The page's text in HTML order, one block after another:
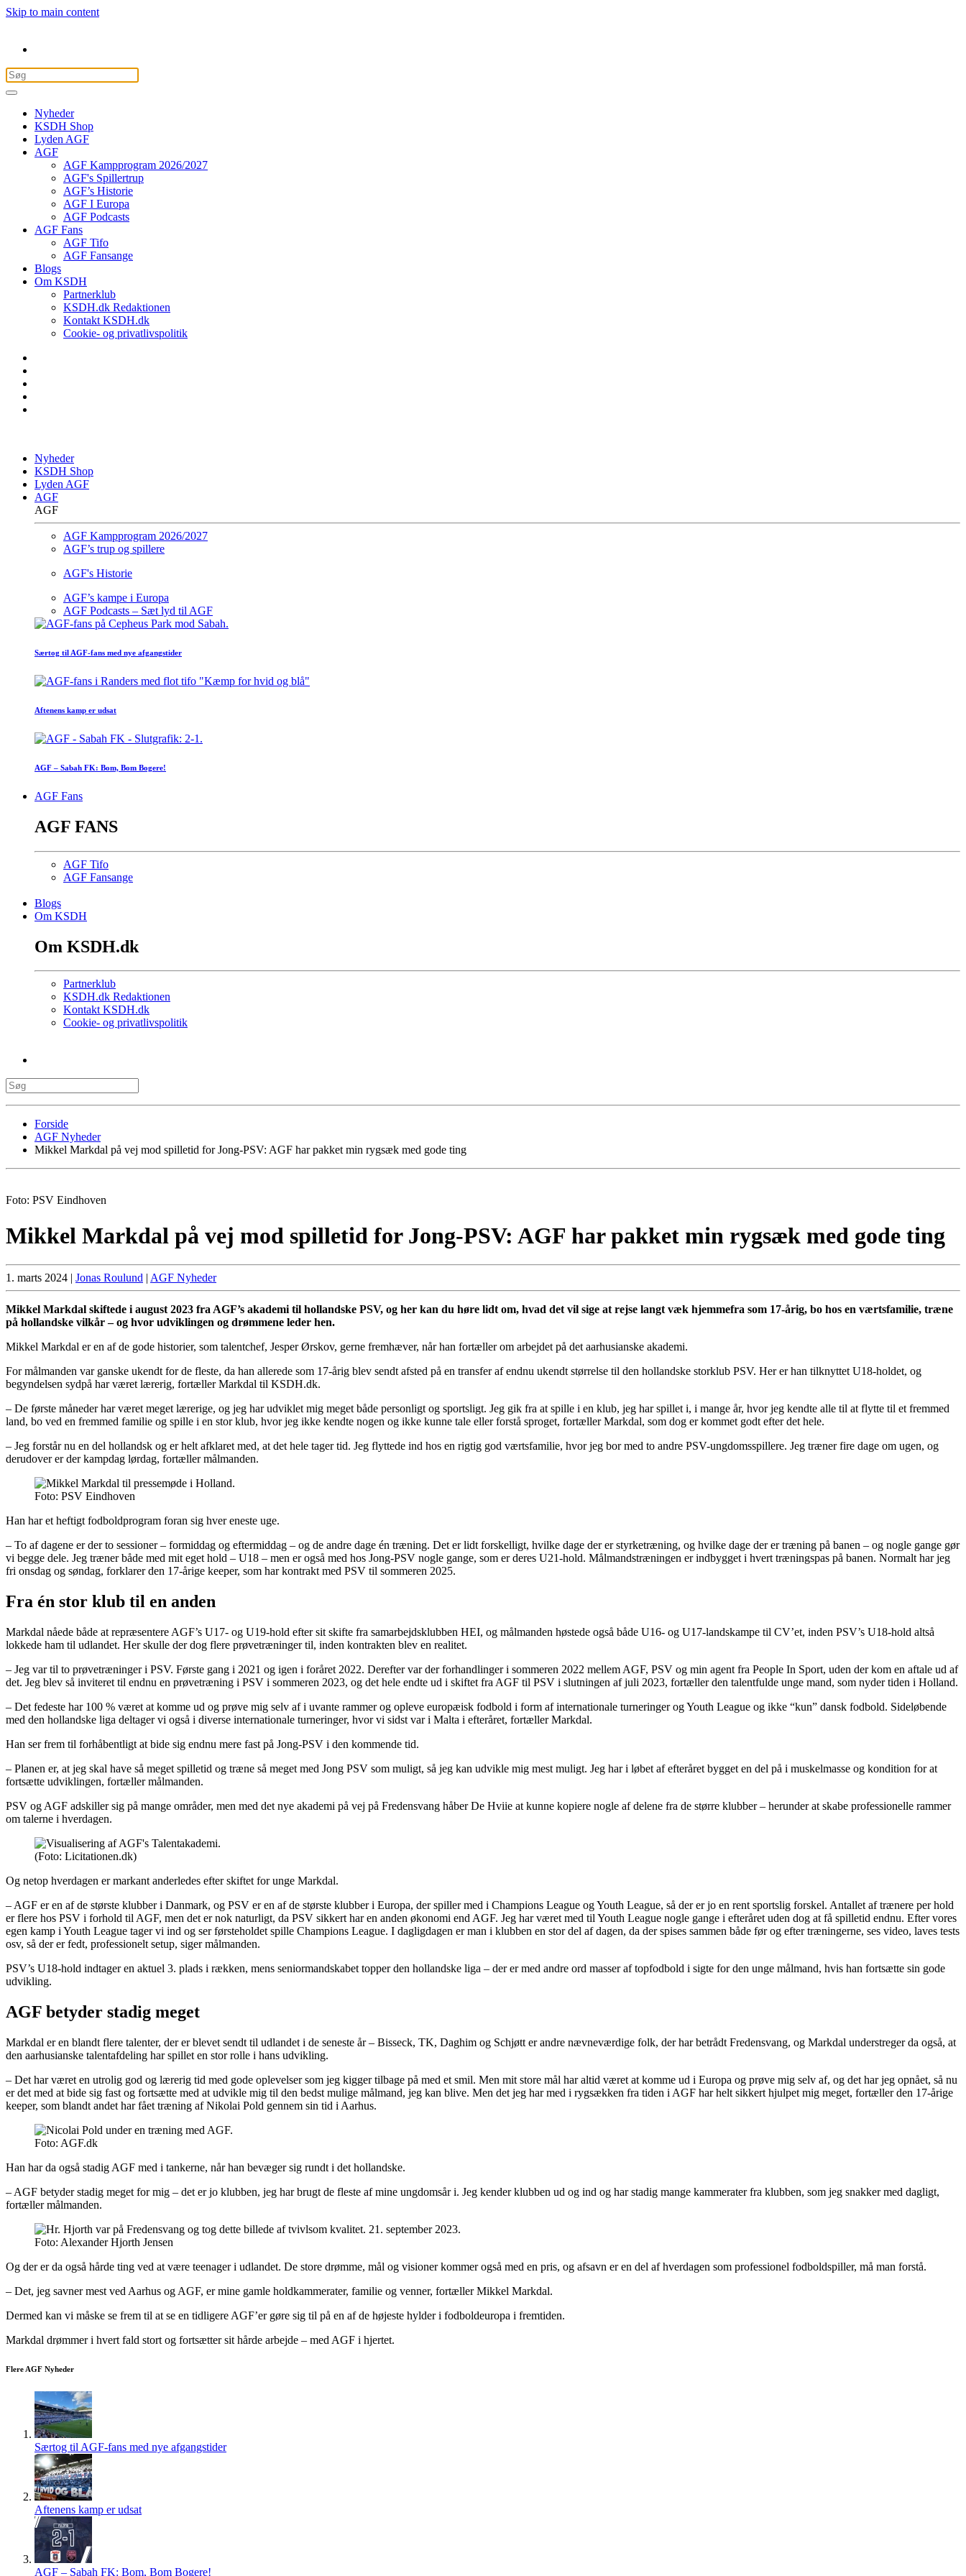
Skip to main content
Nyheder
KSDH Shop
Lyden AGF
AGF
AGF Kampprogram 2026/2027
AGF's Spillertrup
AGF’s Historie
AGF I Europa
AGF Podcasts
AGF Fans
AGF Tifo
AGF Fansange
Blogs
Om KSDH
Partnerklub
KSDH.dk Redaktionen
Kontakt KSDH.dk
Cookie- og privatlivspolitik
Nyheder
KSDH Shop
Lyden AGF
AGF
AGF
AGF Kampprogram 2026/2027
AGF’s trup og spillere
AGF's Historie
AGF’s kampe i Europa
AGF Podcasts – Sæt lyd til AGF
Særtog til AGF-fans med nye afgangstider
Aftenens kamp er udsat
AGF – Sabah FK: Bom, Bom Bogere!
AGF Fans
AGF FANS
AGF Tifo
AGF Fansange
Blogs
Om KSDH
Om KSDH.dk
Partnerklub
KSDH.dk Redaktionen
Kontakt KSDH.dk
Cookie- og privatlivspolitik
Forside
AGF Nyheder
Mikkel Markdal på vej mod spilletid for Jong-PSV: AGF har pakket min rygsæk med gode ting
Foto: PSV Eindhoven
Mikkel Markdal på vej mod spilletid for Jong-PSV: AGF har pakket min rygsæk med gode ting
1. marts 2024 | Jonas Roulund | AGF Nyheder
Mikkel Markdal skiftede i august 2023 fra AGF’s akademi til hollandske PSV, og her kan du høre lidt om, hvad det vil sige at rejse langt væk hjemmefra som 17-årig, bo hos en værtsfamilie, træne
på hollandske vilkår – og hvor udviklingen og drømmene leder hen.
Mikkel Markdal er en af de gode historier, som talentchef, Jesper Ørskov, gerne fremhæver, når han fortæller om arbejdet på det aarhusianske akademi.
For målmanden var ganske ukendt for de fleste, da han allerede som 17-årig blev sendt afsted på en transfer af endnu ukendt størrelse til den hollandske storklub PSV. Her er han tilknyttet U18-holdet, og
begyndelsen sydpå har været lærerig, fortæller Markdal til KSDH.dk.
– De første måneder har været meget lærerige, og jeg har udviklet mig meget både personligt og sportsligt. Jeg gik fra at spille i en klub, jeg har spillet i, i mange år, hvor jeg kendte alle til at flytte til et fremmed
land, bo ved en fremmed familie og spille i en stor klub, hvor jeg ikke kendte nogen og ikke kunne tale eller forstå sproget, fortæller Markdal, som dog er kommet godt efter det hele.
– Jeg forstår nu en del hollandsk og er helt afklaret med, at det hele tager tid. Jeg flyttede ind hos en rigtig god værtsfamilie, hvor jeg bor med to andre PSV-ungdomsspillere. Jeg træner fire dage om ugen, og
derudover er der kampdag lørdag, fortæller målmanden.
Foto: PSV Eindhoven
Han har et heftigt fodboldprogram foran sig hver eneste uge.
– To af dagene er der to sessioner – formiddag og eftermiddag – og de andre dage én træning. Det er lidt forskelligt, hvilke dage der er styrketræning, og hvilke dage der er træning på banen – og nogle gange gør
vi begge dele. Jeg træner både med mit eget hold – U18 – men er også med hos Jong-PSV nogle gange, som er deres U21-hold. Målmandstræningen er indbygget i hvert træningspas på banen. Normalt har jeg
fri onsdag og søndag, forklarer den 17-årige keeper, som har kontrakt med PSV til sommeren 2025.
Fra én stor klub til en anden
Markdal nåede både at repræsentere AGF’s U17- og U19-hold efter sit skifte fra samarbejdsklubben HEI, og målmanden høstede også både U16- og U17-landskampe til CV’et, inden PSV’s U18-hold altså
lokkede ham til udlandet. Her skulle der dog flere prøvetræninger til, inden kontrakten blev en realitet.
– Jeg var til to prøvetræninger i PSV. Første gang i 2021 og igen i foråret 2022. Derefter var der forhandlinger i sommeren 2022 mellem AGF, PSV og min agent fra People In Sport, uden der kom en aftale ud af
det. Jeg blev så inviteret til endnu en prøvetræning i PSV i sommeren 2023, og det hele endte ud i skiftet fra AGF til PSV i slutningen af juli 2023, fortæller den talentfulde unge mand, som nyder tiden i Holland.
– Det fedeste har 100 % været at komme ud og prøve mig selv af i uvante rammer og opleve europæisk fodbold i form af internationale turneringer og Youth League og ikke “kun” dansk fodbold. Sideløbende
med den hollandske liga deltager vi også i diverse internationale turneringer, hvor vi sidst var i Malta i efteråret, fortæller Markdal.
Han ser frem til forhåbentligt at bide sig endnu mere fast på Jong-PSV i den kommende tid.
– Planen er, at jeg skal have så meget spilletid og træne så meget med Jong PSV som muligt, så jeg kan udvikle mig mest muligt. Jeg har i løbet af efteråret bygget en del på i muskelmasse og kondition for at
fortsætte udviklingen, fortæller målmanden.
PSV og AGF adskiller sig på mange områder, men med det nye akademi på vej på Fredensvang håber De Hviie at kunne kopiere nogle af delene fra de større klubber – herunder at skabe professionelle rammer
om talerne i hverdagen.
(Foto: Licitationen.dk)
Og netop hverdagen er markant anderledes efter skiftet for unge Markdal.
– AGF er en af de største klubber i Danmark, og PSV er en af de største klubber i Europa, der spiller med i Champions League og Youth League, så der er jo en rent sportslig forskel. Antallet af trænere per hold
er flere hos PSV i forhold til AGF, men det er nok naturligt, da PSV sikkert har en anden økonomi end AGF. Jeg har været med til Youth League nogle gange i efteråret uden dog at få spilletid endnu. Efter vores
egen kamp i Youth League tager vi ind og ser førsteholdet spille Champions League. I dagligdagen er man i klubben en stor del af dagen, da der spises sammen både før og efter træningerne, ses video, laves tests
osv, så der er fedt, professionelt setup, siger målmanden.
PSV’s U18-hold indtager en aktuel 3. plads i rækken, mens seniormandskabet topper den hollandske liga – der er med andre ord masser af topfodbold i sigte for den unge målmand, hvis han fortsætte sin gode
udvikling.
AGF betyder stadig meget
Markdal er en blandt flere talenter, der er blevet sendt til udlandet i de seneste år – Bisseck, TK, Daghim og Schjøtt er andre nævneværdige folk, der har betrådt Fredensvang, og Markdal understreger da også, at
den aarhusianske talentafdeling har spillet en stor rolle i hans udvikling.
– Det har været en utrolig god og lærerig tid med gode oplevelser som jeg kigger tilbage på med et smil. Men mit store mål har altid været at komme ud i Europa og prøve mig selv af, og det har jeg opnået, så nu
er det med at bide sig fast og fortsætte med at udvikle mig til den bedst mulige målmand, jeg kan blive. Men det jeg har med i rygsækken fra tiden i AGF har helt sikkert hjulpet mig meget, fortæller den 17-årige
keeper, som blandt andet har fået træning af Nikolai Pold gennem sin tid i Aarhus.
Foto: AGF.dk
Han har da også stadig AGF med i tankerne, når han bevæger sig rundt i det hollandske.
– AGF betyder stadig meget for mig – det er jo klubben, jeg har brugt de fleste af mine ungdomsår i. Jeg kender klubben ud og ind og har stadig mange kammerater fra klubben, som jeg snakker med dagligt,
fortæller målmanden.
Foto: Alexander Hjorth Jensen
Og der er da også hårde ting ved at være teenager i udlandet. De store drømme, mål og visioner kommer også med en pris, og afsavn er en del af hverdagen som professionel fodboldspiller, må man forstå.
– Det, jeg savner mest ved Aarhus og AGF, er mine gamle holdkammerater, familie og venner, fortæller Mikkel Markdal.
Dermed kan vi måske se frem til at se en tidligere AGF’er gøre sig til på en af de højeste hylder i fodboldeuropa i fremtiden.
Markdal drømmer i hvert fald stort og fortsætter sit hårde arbejde – med AGF i hjertet.
Flere AGF Nyheder
Særtog til AGF-fans med nye afgangstider
Aftenens kamp er udsat
AGF – Sabah FK: Bom, Bom Bogere!